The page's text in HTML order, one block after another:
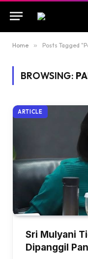
Home » Posts Tagged
BROWSING:
ARTICLE
Sri Mulyani
Dipanggil